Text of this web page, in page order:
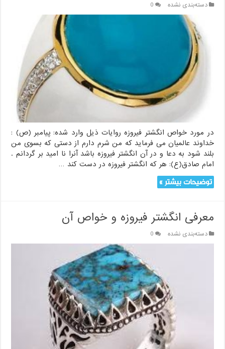
دسته‌بندی نشده 0
در مورد خواص انگشتر فیروزه روایات ذیل وارد شده: پیامبر (ص) :
خداوند عالمیان می فرماید که من شرم دارم از دستی که بسوی من
بلند شود به دعا و در آن انگشتر فیروزه باشد آنرا نا امید بر گردانم .
امام صادق(ع): هر که انگشتر فیروزه در دست کند …
توضیحات بیشتر »
معرفی انگشتر فیروزه و خواص آن
دسته‌بندی نشده 0